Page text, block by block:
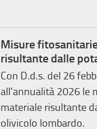
Misure
risultante dalle
Con D.d.s. del 26
all'annualità 2026 le
materiale risultante
olivicolo lombardo.